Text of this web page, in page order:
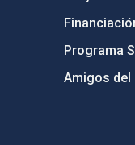
Programa
Amigos del